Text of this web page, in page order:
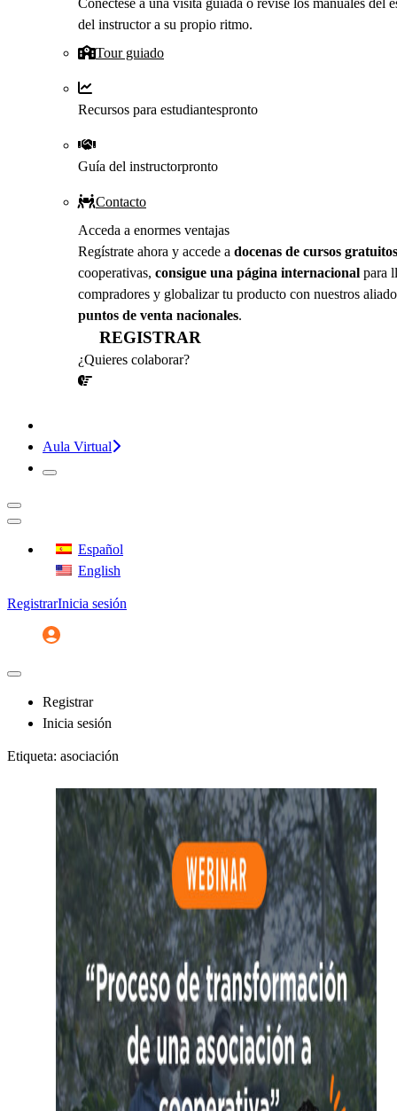
Conéctese a una visita guiada o revise los manuales del
del instructor a su propio ritmo.
Tour guiado
Recursos para estudiantespronto
Guía del instructorpronto
Contacto
Acceda a enormes ventajas
Regístrate ahora y accede a docenas de cursos gratuitos
cooperativas, consigue una página internacional para
compradores y globalizar tu producto con nuestros
puntos de venta nacionales.
REGISTRAR
¿Quieres colaborar?
Aula Virtual
Español
English
RegistrarInicia sesión
Registrar
Inicia sesión
Etiqueta: asociación